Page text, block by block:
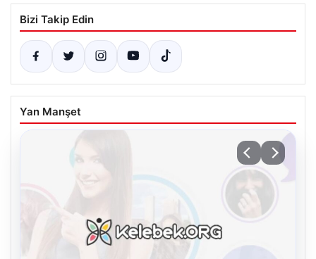
Bizi Takip Edin
Yan Manşet